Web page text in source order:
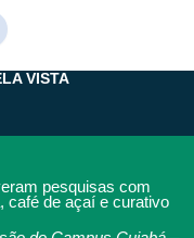
VISTA
pesquisas com
café de açaí e curativo